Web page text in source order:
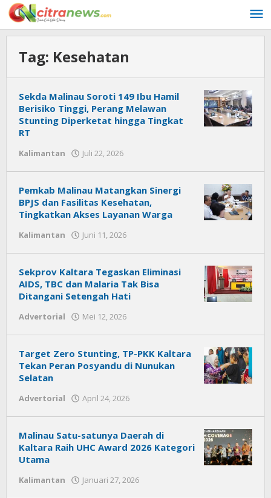
Lewati
ke
konten
Tag: Kesehatan
Sekda Malinau Soroti 149 Ibu Hamil
Berisiko Tinggi, Perang Melawan
Stunting Diperketat hingga Tingkat
RT
Kalimantan Juli 22, 2026
Pemkab Malinau Matangkan Sinergi
BPJS dan Fasilitas Kesehatan,
Tingkatkan Akses Layanan Warga
Kalimantan Juni 11, 2026
Sekprov Kaltara Tegaskan Eliminasi
AIDS, TBC dan Malaria Tak Bisa
Ditangani Setengah Hati
Advertorial Mei 12, 2026
Target Zero Stunting, TP-PKK Kaltara
Tekan Peran Posyandu di Nunukan
Selatan
Advertorial April 24, 2026
Malinau Satu-satunya Daerah di
Kaltara Raih UHC Award 2026 Kategori
Utama
Kalimantan Januari 27, 2026